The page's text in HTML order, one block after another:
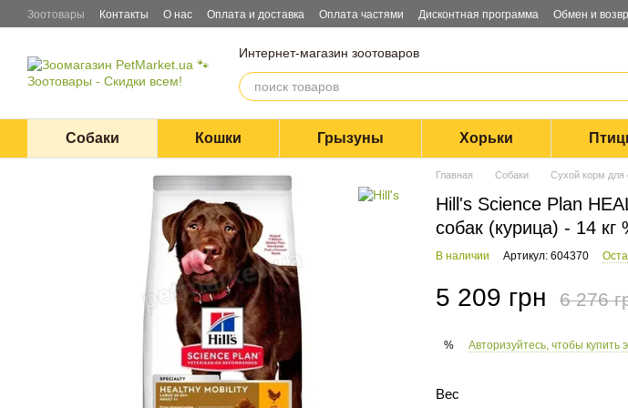
Перейти к основному контенту
Зоотовары Контакты О нас Оплата и доставка Оплата частями Дисконтная программа Обмен и
Интернет-магазин зоотоваров
Собаки Кошки Грызуны Хорьки
Главная Собаки Сухой корм для
Hill's Science Plan
собак (курица) - 14 кг
В наличии Артикул: 604370
5 209 грн 6 276
% Авторизуйтесь, чтобы купить
Вес